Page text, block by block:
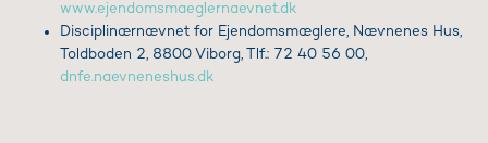
www.ejendomsmaeglernaevnet.dk
Disciplinærnævnet for Ejendomsmæglere, Nævnenes Hus,
Toldboden 2, 8800 Viborg, Tlf.: 72 40 56 00,
dnfe.naevneneshus.dk